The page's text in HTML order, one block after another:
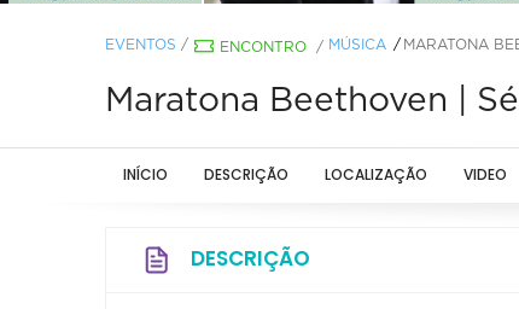
EVENTOS / ENCONTRO / MÚSICA MARATONA
Maratona Beethoven |
INÍCIO DESCRIÇÃO LOCALIZAÇÃO VIDEO
DESCRIÇÃO